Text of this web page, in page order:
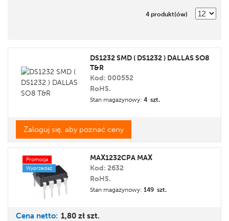
Etykieta
4 produkt(ów)
DS1232 SMD ( DS1232 ) DALLAS SO8
T&R
Kod: 000552
RoHS.
Stan magazynowy: 4 szt.
Zaloguj się, aby poznać ceny
Promocja
Wyprzedaż
MAX1232CPA MAX
Kod: 2632
RoHS.
Stan magazynowy: 149 szt.
Cena netto: 1,80 zł szt.